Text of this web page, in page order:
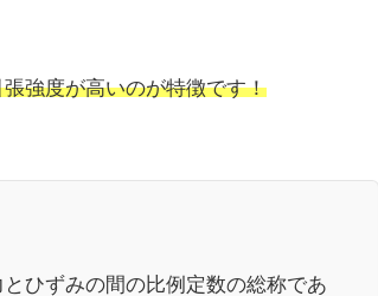
強度が高いのが特徴です！
ひずみの間の比例定数の総称であ